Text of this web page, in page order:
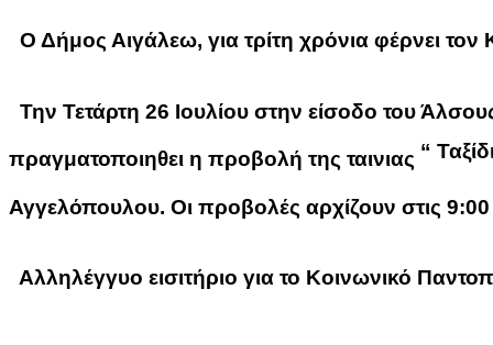
Ο Δήμος Αιγάλεω, για τρίτη χρόνια φέρνει
Την Τετάρτη 26 Ιουλίου στην είσοδο του
πραγματοποιηθει η προβολή της ταινιας “
Αγγελόπουλου. Οι προβολές αρχίζουν στις
Αλληλέγγυο εισιτήριο για το Κοινωνικό